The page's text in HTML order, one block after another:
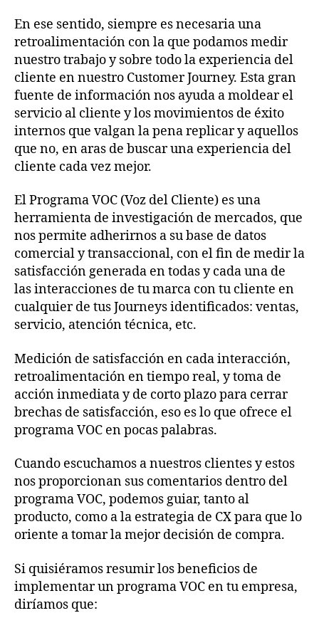
En ese sentido, siempre es necesaria una
retroalimentación con la que podamos medir
nuestro trabajo y sobre todo la experiencia del
cliente en nuestro Customer Journey. Esta gran
fuente de información nos ayuda a moldear el
servicio al cliente y los movimientos de éxito
internos que valgan la pena replicar y aquellos
que no, en aras de buscar una experiencia del
cliente cada vez mejor.
El Programa VOC (Voz del Cliente) es una
herramienta de investigación de mercados, que
nos permite adherirnos a su base de datos
comercial y transaccional, con el fin de medir la
satisfacción generada en todas y cada una de
las interacciones de tu marca con tu cliente en
cualquier de tus Journeys identificados: ventas,
servicio, atención técnica, etc.
Medición de satisfacción en cada interacción,
retroalimentación en tiempo real, y toma de
acción inmediata y de corto plazo para cerrar
brechas de satisfacción, eso es lo que ofrece el
programa VOC en pocas palabras.
Cuando escuchamos a nuestros clientes y estos
nos proporcionan sus comentarios dentro del
programa VOC, podemos guiar, tanto al
producto, como a la estrategia de CX para que lo
oriente a tomar la mejor decisión de compra.
Si quisiéramos resumir los beneficios de
implementar un programa VOC en tu empresa,
diríamos que: